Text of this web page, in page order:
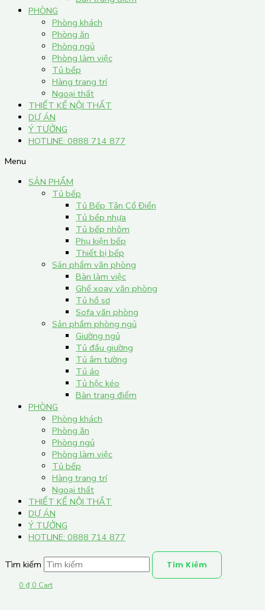
PHÒNG
Phòng khách
Phòng ăn
Phòng ngủ
Phòng làm việc
Tủ bếp
Hàng trang trí
Ngoại thất
THIẾT KẾ NỘI THẤT
DỰ ÁN
Ý TƯỞNG
HOTLINE: 0888 714 877
Menu
SẢN PHẨM
Tủ bếp
Tủ Bếp Tân Cổ Điển
Tủ bếp nhựa
Tủ bếp nhôm
Phụ kiện bếp
Thiết bị bếp
Sản phẩm văn phòng
Bàn làm việc
Ghế xoay văn phòng
Tủ hồ sơ
Sofa văn phòng
Sản phẩm phòng ngủ
Giường ngủ
Tủ đầu giường
Tủ âm tường
Tủ áo
Tủ hộc kéo
Bàn trang điểm
PHÒNG
Phòng khách
Phòng ăn
Phòng ngủ
Phòng làm việc
Tủ bếp
Hàng trang trí
Ngoại thất
THIẾT KẾ NỘI THẤT
DỰ ÁN
Ý TƯỞNG
HOTLINE: 0888 714 877
Tìm kiếm Tìm Kiếm
0 ₫ 0 Cart